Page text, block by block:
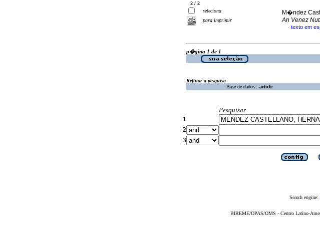
2 / 2
seleciona
para imprimir
M�ndez
An Venez
· texto em
p�gina 1 de 1
Refinar a pesquisa
Base de dados : article
Pesquisar
1
2
3
Search engine:
BIREME/OPAS/OMS - Centro Latino-